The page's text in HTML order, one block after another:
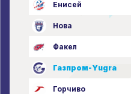
Енисей
Нова
Факел
Газпром-Yugra
Горчиво